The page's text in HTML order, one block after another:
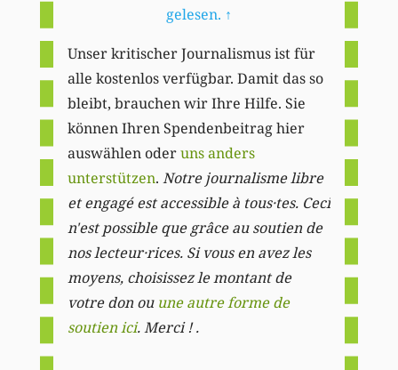
gelesen. ↑
Unser kritischer Journalismus ist für
alle kostenlos verfügbar. Damit das so
bleibt, brauchen wir Ihre Hilfe. Sie
können Ihren Spendenbeitrag hier
auswählen oderuns anders
unterstützen. Notre journalisme libre
et engagé est accessible à tous·tes. Ceci
n'est possible que grâce au soutien de
nos lecteur·rices. Si vous en avez les
moyens, choisissez le montant de
votre don ou une autre forme de
soutien ici. Merci ! .